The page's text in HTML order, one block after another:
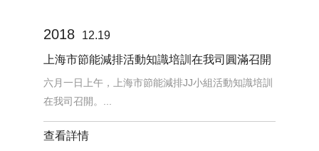
2018
12.19
上海市節能減排活動知識培訓在我司圓滿召開
六月一日上午，上海市節能減排JJ小組活動知識培訓
在我司召開。...
查看詳情